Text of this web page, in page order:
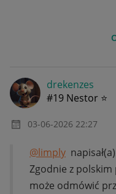
drekenzes
#19 Nestor ⭐
‎03-06-2026 22:27
@limply
Zgodnie z
może odmówić